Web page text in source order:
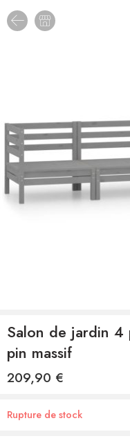
Salon de jardin 4
pin massif
209,90 €
Rupture de stock